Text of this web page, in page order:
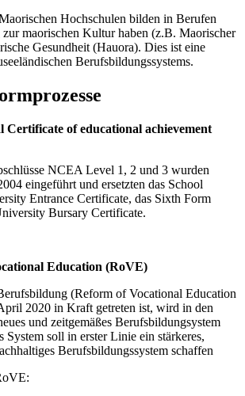
Hochschulen bilden in Berufen
zur maorischen Kultur haben (z.B. Maorischer
Gesundheit (Hauora). Dies ist eine
Berufsbildungssystems.
Certificate of educational achievement
NCEA Level 1, 2 und 3 wurden
eingeführt und ersetzten das School
Entrance Certificate, das Sixth Form
Bursary Certificate.
Education (RoVE)
(Reform of Vocational Education
2020 in Kraft getreten ist, wird in den
und zeitgemäßes Berufsbildungsystem
System soll in erster Linie ein stärkeres,
Berufsbildungssystem schaffen